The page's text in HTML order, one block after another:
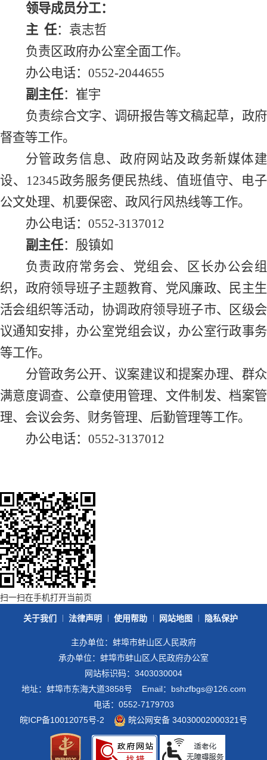
领导成员分工：
主 任：袁志哲
负责区政府办公室全面工作。
办公电话： 0552-2044655
副主任：崔宇
负责综合文字、调研报告等文稿起草，政府
督查等工作。
分管政务信息、 政府网站及政务新媒体建
设、 12345政务服务便民热线、值班值守、电子
公文处理、机要保密、政风行风热线等工作。
办公电话： 0552-3137012
副主任： 殷镇如
负责政府常务会、党组会、区长办公会组
织，政府领导班子主题教育、党风廉政、民主生
活会组织等活动，协调政府领导班子市、区级会
议通知安排，办公室党组会议，办公室行政事务
等工作。
分管政务公开、议案建议和提案办理、群众
满意度调查、公章使用管理、文件制发、档案管
理、会议会务、财务管理、后勤管理等工作。
办公电话： 0552-3137012
扫一扫在手机打开当前页
关于我们 法律声明 使用帮助 网站地图 隐私保护
主办单位：蚌埠市蚌山区人民政府
承办单位：蚌埠市蚌山区人民政府办公室
网站标识码：3403030004
地址：蚌埠市东海大道3858号
Email：bshzfbgs@126.com
电话：0552-7179703
皖ICP备10012075号-2
皖公网安备 34030002000321号